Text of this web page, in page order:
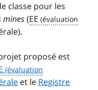
classe pour les
mines(EE
proposé est
et le Registre